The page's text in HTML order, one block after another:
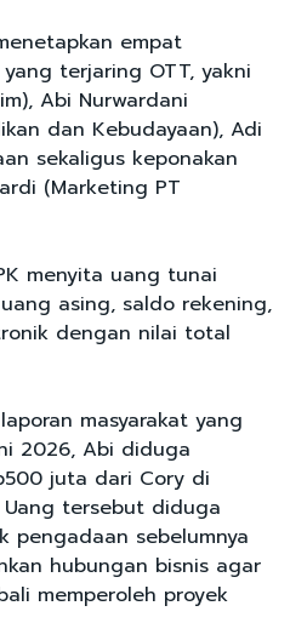
empat
terjaring OTT, yakni
Abi Nurwardani
dan Kebudayaan), Adi
sekaligus keponakan
(Marketing PT
menyita uang tunai
asing, saldo rekening,
dengan nilai total
masyarakat yang
2026, Abi diduga
juta dari Cory di
tersebut diduga
pengadaan sebelumnya
hubungan bisnis agar
memperoleh proyek